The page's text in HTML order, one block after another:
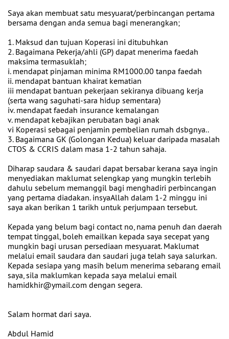
Saya akan membuat satu mesyuarat/perbincangan pertama
bersama dengan anda semua bagi menerangkan;
1. Maksud dan tujuan Koperasi ini ditubuhkan
2. Bagaimana Pekerja/ahli (GP) dapat menerima faedah
maksima termasuklah;
i. mendapat pinjaman minima RM1000.00 tanpa faedah
ii. mendapat bantuan khairat kematian
iii mendapat bantuan pekerjaan sekiranya dibuang kerja
(serta wang saguhati-sara hidup sementara)
iv. mendapat faedah insurance kemalangan
v. mendapat kebajikan perubatan bagi anak
vi Koperasi sebagai penjamin pembelian rumah dsbgnya..
3. Bagaimana GK (Golongan Kedua) keluar daripada masalah
CTOS & CCRIS dalam masa 1-2 tahun sahaja.
Diharap saudara & saudari dapat bersabar kerana saya ingin
menyediakan maklumat selengkap yang mungkin terlebih
dahulu sebelum memanggil bagi menghadiri perbincangan
yang pertama diadakan. insyaAllah dalam 1-2 minggu ini
saya akan berikan 1 tarikh untuk perjumpaan tersebut.
Kepada yang belum bagi contact no, nama penuh dan daerah
tempat tinggal, boleh emailkan kepada saya secepat yang
mungkin bagi urusan persediaan mesyuarat. Maklumat
melalui email saudara dan saudari juga telah saya salurkan.
Kepada sesiapa yang masih belum menerima sebarang email
saya, sila maklumkan kepada saya melalui email
hamidkhir@ymail.com dengan segera.
Salam hormat dari saya.
Abdul Hamid